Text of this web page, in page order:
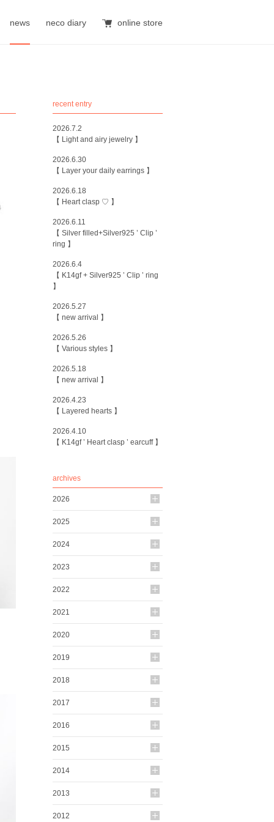
news neco diary online store
recent entry
2026.7.2
【 Light and airy jewelry 】
2026.6.30
【 Layer your daily earrings 】
2026.6.18
【 Heart clasp ♡ 】
2026.6.11
【 Silver filled+Silver925 ’ Clip ’
ring 】
2026.6.4
【 K14gf + Silver925 ’ Clip ’ ring
】
2026.5.27
【 new arrival 】
2026.5.26
【 Various styles 】
2026.5.18
【 new arrival 】
2026.4.23
【 Layered hearts 】
2026.4.10
【 K14gf ’ Heart clasp ’ earcuff 】
archives
2026
2025
2024
2023
2022
2021
2020
2019
2018
2017
2016
2015
2014
2013
2012